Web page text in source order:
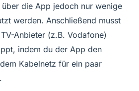
die App jedoch nur wenige
werden. Anschließend musst
Anbieter (z.B. Vodafone)
indem du der App den
Kabelnetz für ein paar